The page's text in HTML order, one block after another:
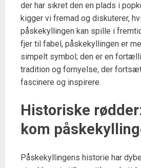
der har sikret den en plads i
kigger vi fremad og diskuterer,
påskekyllingen kan spille i
fjer til fabel, påskekyllingen er
simpelt symbol; den er en
tradition og fornyelse, der
fascinere og inspirere.
Historiske
kom
Påskekyllingens historie har